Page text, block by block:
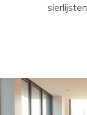
sierlijsten